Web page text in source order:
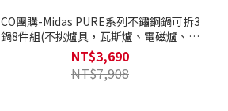
CO團購-Midas PURE系列不鏽鋼鍋可拆3
鍋8件組(不挑爐具，瓦斯爐、電磁爐、IH
爐等都可使用) 送木製鍋鏟、湯勺
NT$3,690
NT$7,908